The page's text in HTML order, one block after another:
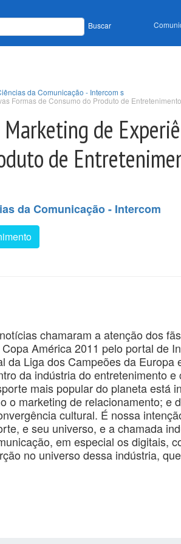
Buscar
da Comunicação - Intercom s
Formas de Consumo do Produto de
de
de
da Comunicação - Intercom
chamaram a atenção dos
América 2011 pelo portal de
da Liga dos Campeões da Europa
da indústria do entretenimento e
mais popular do planeta está
o marketing de relacionamento; e
cultural. É nossa
e seu universo, e a chamada
em especial os digitais,
no universo dessa indústria,